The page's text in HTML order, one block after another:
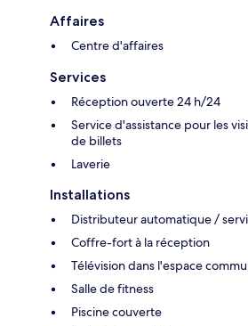
Affaires
Centre d'affaires
Services
Réception ouverte 24 h/24
Service d'assistance pour les
de billets
Laverie
Installations
Distributeur automatique /
Coffre-fort à la réception
Télévision dans l'espace
Salle de fitness
Piscine couverte